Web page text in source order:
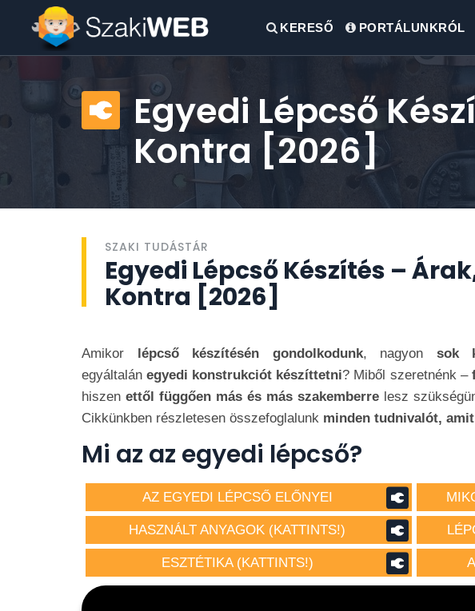
KERESŐ PORTÁLUNKRÓL
Egyedi Lépcső
Kontra [2026]
SZAKI TUDÁSTÁR
Egyedi Lépcső Készítés –
Kontra [2026]
Amikor lépcső készítésén gondolkodunk, nagyon sok
egyáltalánegyedi konstrukciót készíttetni? Miből szeretnénk –
hiszen ettől függően más és más szakemberrelesz
Cikkünkben részletesen összefoglalunk minden tudnivalót,
Mi az az egyedi lépcső?
AZ EGYEDI LÉPCSŐ ELŐNYEI
HASZNÁLT ANYAGOK (KATTINTS!)
ESZTÉTIKA (KATTINTS!)